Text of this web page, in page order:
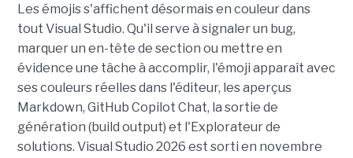
Les émojis s'affichent désormais en couleur dans
tout Visual Studio. Qu'il serve à signaler un bug,
marquer un en-tête de section ou mettre en
évidence une tâche à accomplir, l'émoji apparaît avec
ses couleurs réelles dans l'éditeur, les aperçus
Markdown, GitHub Copilot Chat, la sortie de
génération (build output) et l'Explorateur de
solutions. Visual Studio 2026 est sorti en novembre